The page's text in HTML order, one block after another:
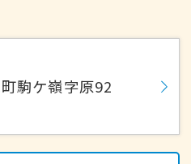
駒ケ嶺字原92